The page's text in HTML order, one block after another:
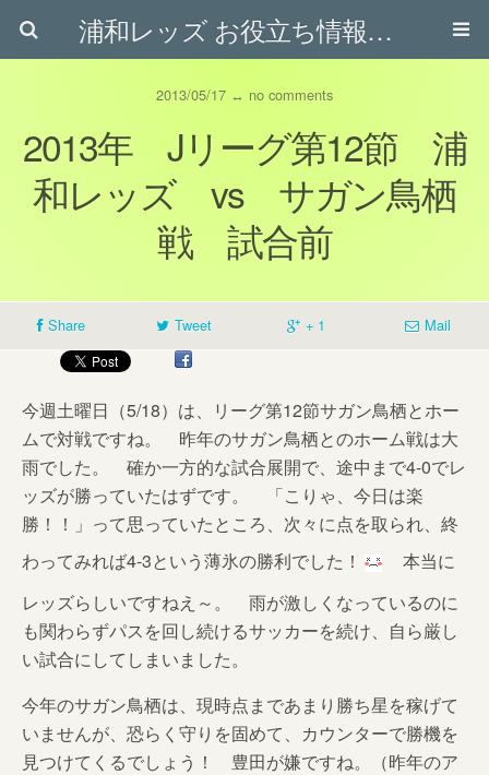
浦和レッズ お役立ち情報ブログ
2013/05/17 ↔ no comments
2013年 Jリーグ第12節 浦
和レッズ vs サガン鳥栖
戦 試合前
Share Tweet + 1 Mail
今週土曜日（5/18）は、リーグ第12節サガン鳥栖とホー
ムで対戦ですね。 昨年のサガン鳥栖とのホーム戦は大
雨でした。 確か一方的な試合展開で、途中まで4-0でレ
ッズが勝っていたはずです。 「こりゃ、今日は楽
勝！！」って思っていたところ、次々に点を取られ、終
わってみれば4-3という薄氷の勝利でした！
本当に
レッズらしいですねえ～。 雨が激しくなっているのに
も関わらずパスを回し続けるサッカーを続け、自ら厳し
い試合にしてしまいました。
今年のサガン鳥栖は、現時点まであまり勝ち星を稼げて
いませんが、恐らく守りを固めて、カウンターで勝機を
見つけてくるでしょう！ 豊田が嫌ですね。（昨年のア